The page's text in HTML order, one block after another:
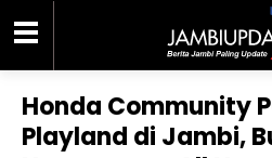
Honda Community
Playland di Jambi,